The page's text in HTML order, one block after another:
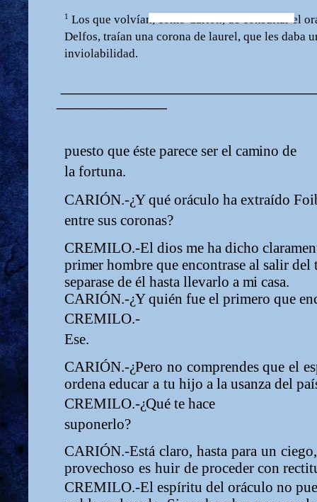
1 Los que volvían, como Carión, de consultar el
Delfos, traían una corona de laurel, que lesdaba
inviolabilidad.
puesto que éste parece ser el camino de
la fortuna.
CARIÓN.-¿Y qué oráculo ha extraído
entre sus coronas?
CREMILO.-El dios me ha dicho claram
primer hombre que encontrase al salir del
separase de él hasta llevarlo a mi casa.
CARIÓN.-¿Y quién fue el primero que
CREMILO.-
Ese.
CARIÓN.-¿Pero no comprendes que el
ordena educar a tu hijo a la usanza del
CREMILO.-¿Qué te hace
suponerlo?
CARIÓN.-Está claro, hasta para un ciego,
provechoso es huir de proceder con
CREMILO.-El espíritu del oráculo no